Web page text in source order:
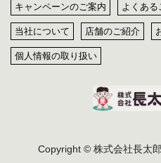
キャンペーンのご案内 よくある
当社について 店舗のご紹介
個人情報の取り扱い
Copyright © 株式会社長太